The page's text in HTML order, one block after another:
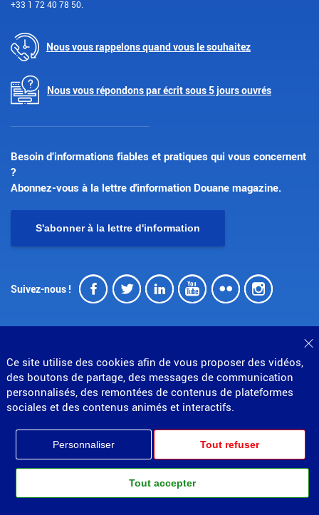
Ce site utilise des cookies afin de vous proposer des vidéos,
des boutons de partage, des messages de communication
personnalisés, des remontées de contenus de plateformes
sociales et des contenus animés et interactifs.
Personnaliser Tout refuser
Tout accepter
+33 1 72 40 78 50.
Nous vous rappelons quand vous le souhaitez
Nous vous répondons par écrit sous 5 jours ouvrés
Besoin d’informations fiables et pratiques qui vous concernent
?
Abonnez-vous à la lettre d'information Douane magazine.
S'abonner à la lettre d'information
Suivez-nous ! Facebook
Twitter
LinkedIn
Youtube
Flickr
© Direction générale des douanes et droits indirects
MENU
PIED
DE
PAGE
Mentions légales
Données personnelles
Plan du site
Partenariats